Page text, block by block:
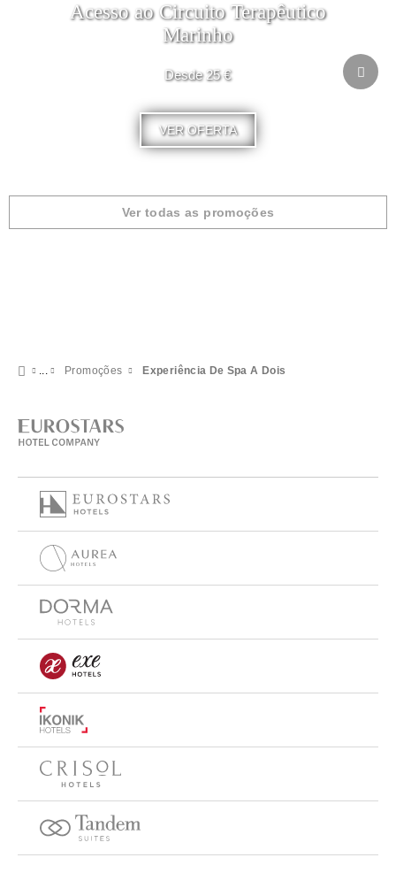
Acesso ao Circuito Terapêutico
Marinho
Desde 25 €
VER OFERTA
Ver todas as promoções
Promoções Experiência De Spa A Dois